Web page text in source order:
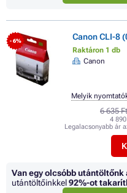
- 6% Canon CLI-8
Raktáron 1 db
Canon
6 635 Ft
4
Legalacsonyabb ár
Melyik
Van egy olcsóbb utántöltőnk
utántöltőinkkel92%-ot